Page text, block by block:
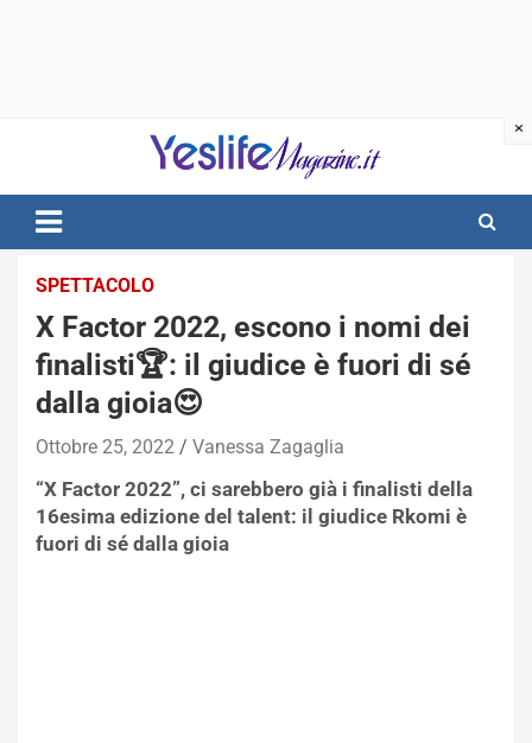
notizie di intrattenimento
SPETTACOLO
X Factor 2022, escono i nomi dei
finalisti🏆: il giudice è fuori di sé
dalla gioia😍
Ottobre 25, 2022 Vanessa Zagaglia
“X Factor 2022”, ci sarebbero già i finalisti della
16esima edizione del talent: il giudice Rkomi è
fuori di sé dalla gioia